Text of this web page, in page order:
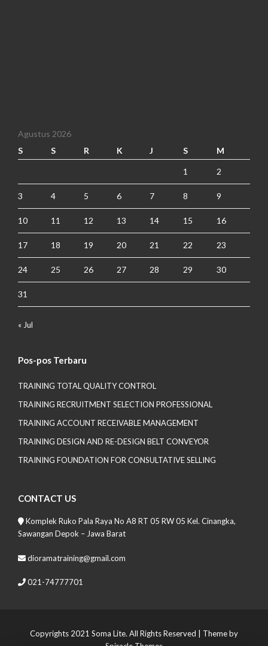
Agustus 2026
S
S R K J S M
1 2
3 4 5 6 7 8 9
10 11 12 13 14 15 16
17 18 19 20 21 22 23
24 25 26 27 28 29 30
31
« Jul
Pos-pos Terbaru
TRAINING TOTAL QUALITY CONTROL
TRAINING RECRUITMENT SELECTION PROFESSIONAL
TRAINING ACCOUNT RECEIVABLE MANAGEMENT
TRAINING DESIGN AND RE-DESIGN BELT CONVEYOR
TRAINING FOUNDATION FOR CONSULTATIVE SELLING
CONTACT US
Komplek Ruko Pala Raya No A8 RT 05 RW 05 Kel. Cinangka,
Sawangan Depok – Jawa Barat
dioramatraining@gmail.com
021-74777701
Copyrights 2021 Soma Lite. All Rights Reserved | Theme by